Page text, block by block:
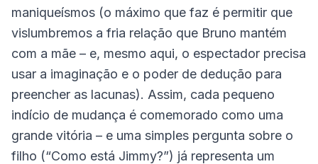
maniqueísmos (o máximo que faz é permitir que
vislumbremos a fria relação que Bruno mantém
com a mãe – e, mesmo aqui, o espectador precisa
usar a imaginação e o poder de dedução para
preencher as lacunas). Assim, cada pequeno
indício de mudança é comemorado como uma
grande vitória – e uma simples pergunta sobre o
filho (“Como está Jimmy?”) já representa um